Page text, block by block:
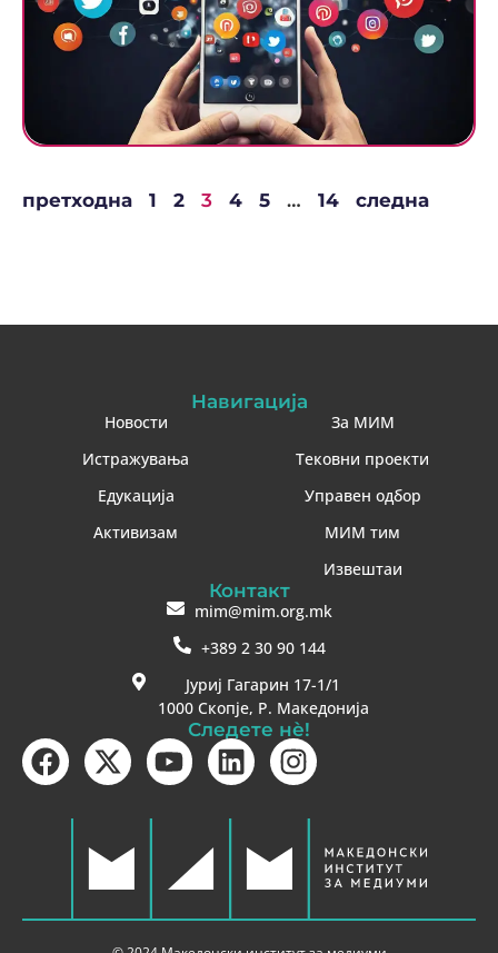
претходна 1 2 3 4 5 … 14 следна
Навигација
Новости
Истражувања
Едукација
Активизам
За МИМ
Тековни проекти
Управен одбор
МИМ тим
Извештаи
Контакт
mim@mim.org.mk
+389 2 30 90 144
Јуриј Гагарин 17-1/1
1000 Скопје, Р. Македонија
Следете нè!